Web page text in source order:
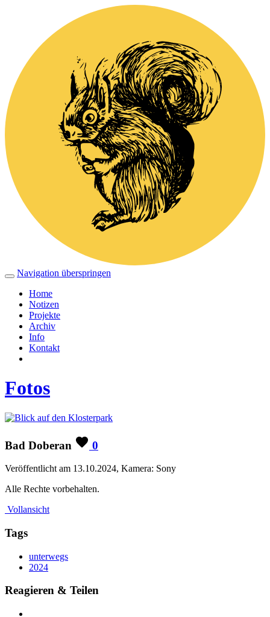
Navigation überspringen
Home
Notizen
Projekte
Archiv
Info
Kontakt
Fotos
Bad Doberan 0
Veröffentlicht am 13.10.2024, Kamera: Sony
Alle Rechte vorbehalten.
Vollansicht
Tags
unterwegs
2024
Reagieren & Teilen